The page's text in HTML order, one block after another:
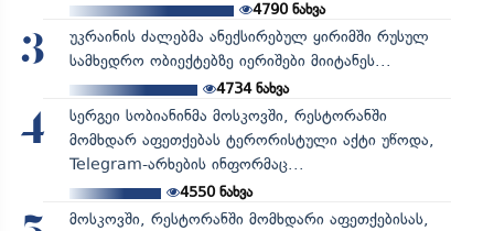
4790ნახვა
3
უკრაინის ძალებმა ანექსირებულ ყირიმში რუსულ
სამხედრო ობიექტებზე იერიშები მიიტანეს...
4734ნახვა
4
სერგეი სობიანინმა მოსკოვში, რესტორანში
მომხდარ აფეთქებას ტერორისტული აქტი უწოდა,
Telegram-არხების ინფორმაც...
4550ნახვა
მოსკოვში, რესტორანში მომხდარი აფეთქებისას,